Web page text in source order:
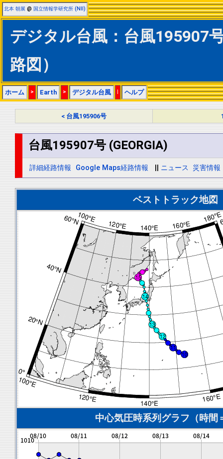
北本 朝展 @ 国立情報学研究所 (NII)
デジタル台風：台風195907
路図）
ホーム > Earth > デジタル台風 | ヘルプ
< 台風195906号
台風195907号 (GEORGIA)
詳細経路情報 Google Maps経路情報 ニュース 災害情報
ベストトラック地図
中心気圧時系列グラフ（時間